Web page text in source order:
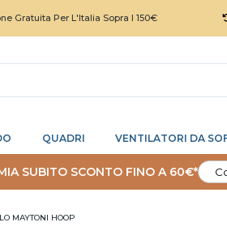
Per L'Italia Sopra I 150€
QUADRI VENTILATORI DA
SUBITO SCONTO FINO A 60€*
MAYTONI HOOP